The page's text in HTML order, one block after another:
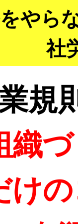
をやら
社
規
織
け